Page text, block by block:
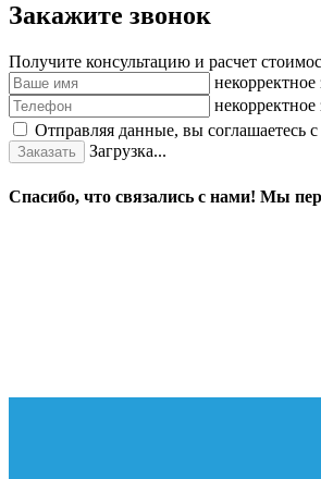
Закажите звонок
Получите консультацию и расчет
некорректное
некорректное
Отправляя данные, вы соглашаетесь с
Заказать Загрузка...
Спасибо, что связались с нами! Мы